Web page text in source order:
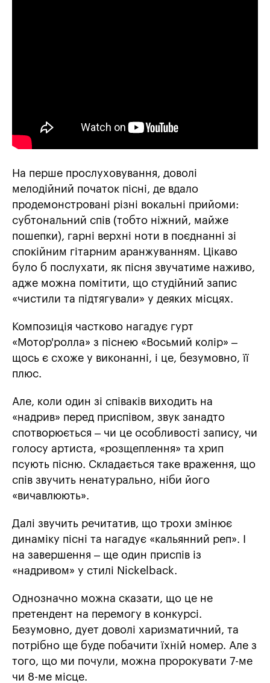
На перше прослуховування, доволі
мелодійний початок пісні, де вдало
продемонстровані різні вокальні прийоми:
субтональний спів (тобто ніжний, майже
пошепки), гарні верхні ноти в поєднанні зі
спокійним гітарним аранжуванням. Цікаво
було б послухати, як пісня звучатиме наживо,
адже можна помітити, що студійний запис
«чистили та підтягували» у деяких місцях.
Композиція частково нагадує гурт
«Мотор'ролла» з піснею «Восьмий колір» –
щось є схоже у виконанні, і це, безумовно, її
плюс.
Але, коли один зі співаків виходить на
«надрив» перед приспівом, звук занадто
спотворюється – чи це особливості запису, чи
голосу артиста, «розщеплення» та хрип
псують пісню. Складається таке враження, що
спів звучить ненатурально, ніби його
«вичавлюють».
Далі звучить речитатив, що трохи змінює
динаміку пісні та нагадує «кальянний реп». І
на завершення – ще один приспів із
«надривом» у стилі Nickelback.
Однозначно можна сказати, що це не
претендент на перемогу в конкурсі.
Безумовно, дует доволі харизматичний, та
потрібно ще буде побачити їхній номер. Але з
того, що ми почули, можна пророкувати 7-ме
чи 8-ме місце.